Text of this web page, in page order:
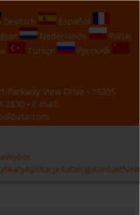
Deutsch
Español
Nederlands
Polski
Türkçe
Русский
View Drive • 15205
2830 • E-mail:
Wybór
AplikacjeKatalogi Kontakt